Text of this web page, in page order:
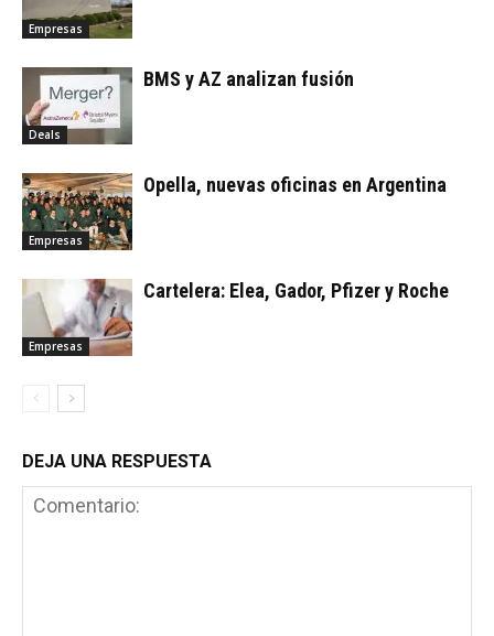
Empresas
Deals
BMS y AZ analizan fusión
Empresas
Opella, nuevas oficinas en Argentina
Empresas
Cartelera: Elea, Gador, Pfizer y Roche
DEJA UNA RESPUESTA